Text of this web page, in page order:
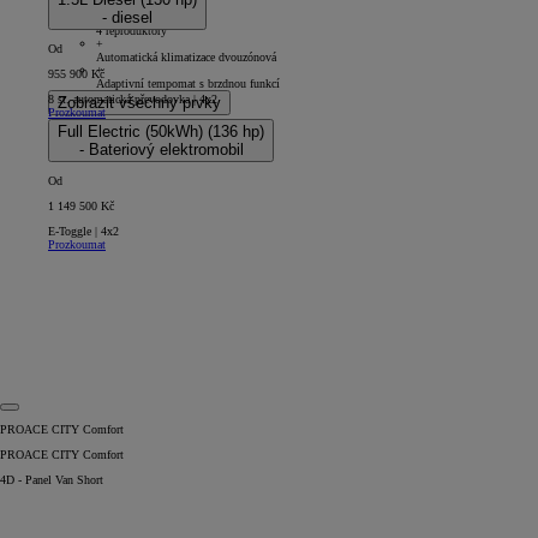
5D - Panel Van Long
+
4 reproduktory
+
Automatická klimatizace dvouzónová
+
Adaptivní tempomat s brzdnou funkcí
Zobrazit všechny prvky
- diesel
Od
955 900 Kč
8 st. automatická převodovka | 4x2
Prozkoumat
Full Electric (50kWh) (136 hp)
- Bateriový elektromobil
Od
1 149 500 Kč
E-Toggle | 4x2
Prozkoumat
PROACE CITY Comfort
PROACE CITY Comfort
4D - Panel Van Short